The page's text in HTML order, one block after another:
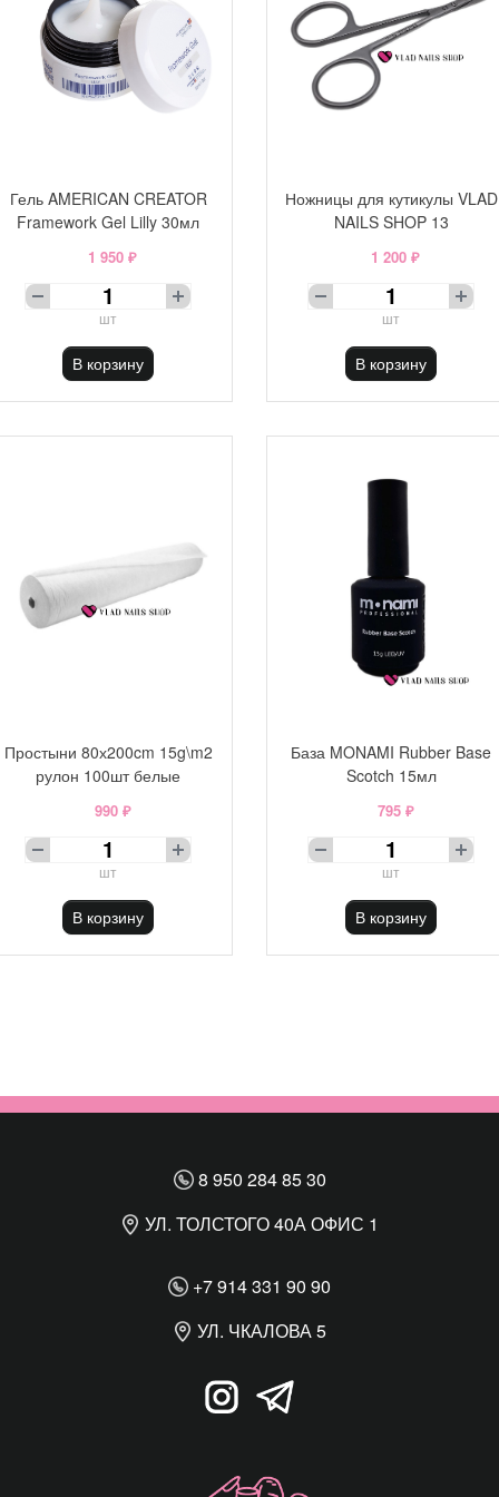
Гель AMERICAN CREATOR
Framework Gel Lilly 30мл
1 950 ₽
шт
В корзину
Ножницы для кутикулы VLAD
NAILS SHOP 13
1 200 ₽
шт
В корзину
Простыни 80х200cm 15g\m2
рулон 100шт белые
990 ₽
шт
В корзину
База MONAMI Rubber Base
Scotch 15мл
795 ₽
шт
В корзину
8 950 284 85 30
УЛ. ТОЛСТОГО 40А ОФИС 1
+7 914 331 90 90
УЛ. ЧКАЛОВА 5